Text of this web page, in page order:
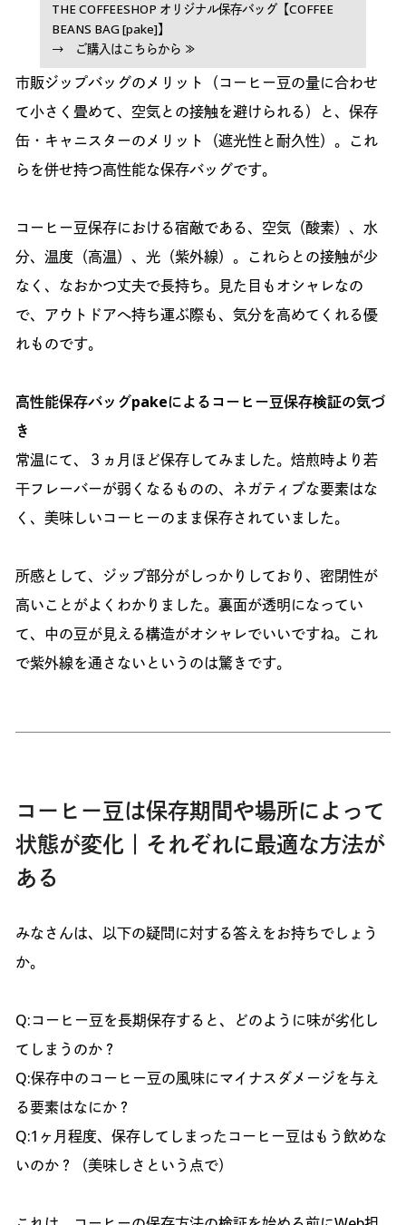
THE COFFEESHOP オリジナル保存バッグ【COFFEE
BEANS BAG [pake]】
→ ご購入はこちらから ≫
市販ジップバッグのメリット（コーヒー豆の量に合わせ
て小さく畳めて、空気との接触を避けられる）と、保存
缶・キャニスターのメリット（遮光性と耐久性）。これ
らを併せ持つ高性能な保存バッグです。
コーヒー豆保存における宿敵である、空気（酸素）、水
分、温度（高温）、光（紫外線）。これらとの接触が少
なく、なおかつ丈夫で長持ち。見た目もオシャレなの
で、アウトドアへ持ち運ぶ際も、気分を高めてくれる優
れものです。
高性能保存バッグpakeによるコーヒー豆保存検証の気づ
き
常温にて、３ヵ月ほど保存してみました。焙煎時より若
干フレーバーが弱くなるものの、ネガティブな要素はな
く、美味しいコーヒーのまま保存されていました。
所感として、ジップ部分がしっかりしており、密閉性が
高いことがよくわかりました。裏面が透明になってい
て、中の豆が見える構造がオシャレでいいですね。これ
で紫外線を通さないというのは驚きです。
コーヒー豆は保存期間や場所によって
状態が変化｜それぞれに最適な方法が
ある
みなさんは、以下の疑問に対する答えをお持ちでしょう
か。
Q:コーヒー豆を長期保存すると、どのように味が劣化し
てしまうのか？
Q:保存中のコーヒー豆の風味にマイナスダメージを与え
る要素はなにか？
Q:1ヶ月程度、保存してしまったコーヒー豆はもう飲めな
いのか？（美味しさという点で）